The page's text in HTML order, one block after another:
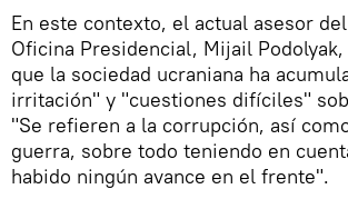
En este contexto, el actual asesor
Oficina Presidencial, Mijail Podolyak,
que la sociedad ucraniana ha
irritación" y "cuestiones difíciles"
"Se refieren a la corrupción, así
guerra, sobre todo teniendo en
habido ningún avance en el frente".